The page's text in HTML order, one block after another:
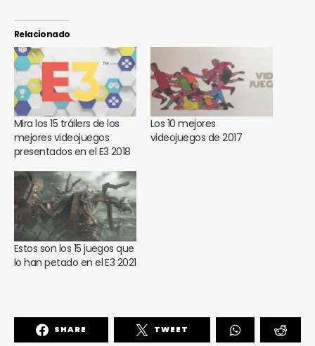
Relacionado
Mira los 15 tráilers de los
mejores videojuegos
presentados en el E3 2018
Los 10 mejores
videojuegos de 2017
Estos son los 15 juegos que
lo han petado en el E3 2021
SHARE TWEET